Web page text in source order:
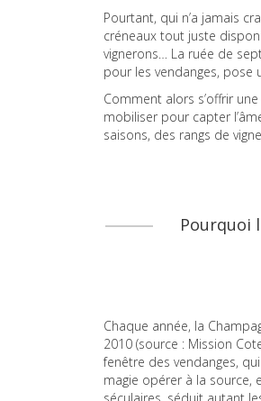
Pourtant, qui n’a jamais
créneaux tout juste
vignerons… La ruée de
pour les vendanges, pose
Comment alors s’offrir
mobiliser pour capter
saisons, des rangs de
Pourquoi
Chaque année, la
2010 (source : Mission
fenêtre des vendanges,
magie opérer à la source,